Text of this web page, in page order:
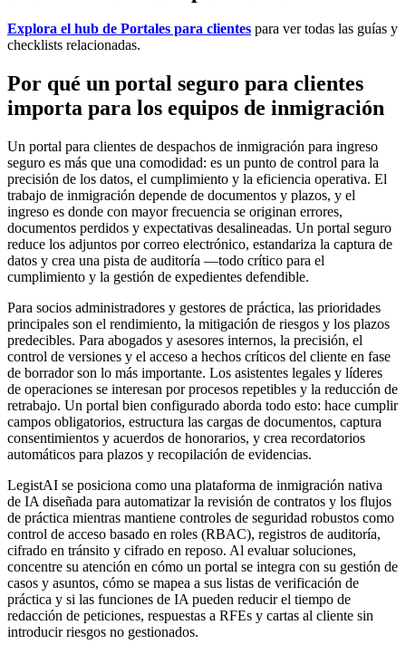
Explora el hub de Portales para clientes para ver todas las guías y
checklists relacionadas.
Por qué un portal seguro para clientes
importa para los equipos de inmigración
Un portal para clientes de despachos de inmigración para ingreso
seguro es más que una comodidad: es un punto de control para la
precisión de los datos, el cumplimiento y la eficiencia operativa. El
trabajo de inmigración depende de documentos y plazos, y el
ingreso es donde con mayor frecuencia se originan errores,
documentos perdidos y expectativas desalineadas. Un portal seguro
reduce los adjuntos por correo electrónico, estandariza la captura de
datos y crea una pista de auditoría —todo crítico para el
cumplimiento y la gestión de expedientes defendible.
Para socios administradores y gestores de práctica, las prioridades
principales son el rendimiento, la mitigación de riesgos y los plazos
predecibles. Para abogados y asesores internos, la precisión, el
control de versiones y el acceso a hechos críticos del cliente en fase
de borrador son lo más importante. Los asistentes legales y líderes
de operaciones se interesan por procesos repetibles y la reducción de
retrabajo. Un portal bien configurado aborda todo esto: hace cumplir
campos obligatorios, estructura las cargas de documentos, captura
consentimientos y acuerdos de honorarios, y crea recordatorios
automáticos para plazos y recopilación de evidencias.
LegistAI se posiciona como una plataforma de inmigración nativa
de IA diseñada para automatizar la revisión de contratos y los flujos
de práctica mientras mantiene controles de seguridad robustos como
control de acceso basado en roles (RBAC), registros de auditoría,
cifrado en tránsito y cifrado en reposo. Al evaluar soluciones,
concentre su atención en cómo un portal se integra con su gestión de
casos y asuntos, cómo se mapea a sus listas de verificación de
práctica y si las funciones de IA pueden reducir el tiempo de
redacción de peticiones, respuestas a RFEs y cartas al cliente sin
introducir riesgos no gestionados.